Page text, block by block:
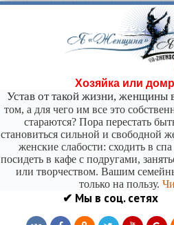
-- Самое большое богатство — это ум. Самая
страхов самый пугающий
-- Лучшее, что можно сделать с хорошим
никогда не бывает полезен
-- Люблю давать советы и очень
Хозяйка или
Устав от такой жизни, женщины
том, а для чего им все это
стараются? Пора перестать
становиться сильной и свободной
женские слабости: сходить в
посидеть в кафе с подругами,
или творчеством. Вашим
только на пользу.
✔ Мы в соц. сетях